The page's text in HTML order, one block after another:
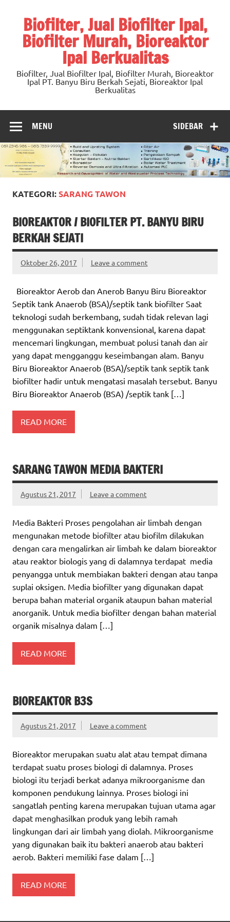
contentBiofilter, Jual Biofilter Ipal,
Biofilter Murah, Bioreaktor
Ipal Berkualitas
Biofilter, Jual Biofilter Ipal, Biofilter Murah, Bioreaktor
Ipal PT. Banyu Biru Berkah Sejati, Bioreaktor Ipal
Berkualitas
SIDEBAR
MENU
KATEGORI:SARANG TAWON
BIOREAKTOR / BIOFILTER PT. BANYU BIRU
BERKAH SEJATI
Oktober 26, 2017 Leave a comment
Bioreaktor Aerob dan Anerob Banyu Biru Bioreaktor
Septik tank Anaerob (BSA)/septik tank biofilter Saat
teknologi sudah berkembang, sudah tidak relevan lagi
menggunakan septiktank konvensional, karena dapat
mencemari lingkungan, membuat polusi tanah dan air
yang dapat mengganggu keseimbangan alam. Banyu
Biru Bioreaktor Anaerob (BSA)/septik tank septik tank
biofilter hadir untuk mengatasi masalah tersebut. Banyu
Biru Bioreaktor Anaerob (BSA) /septik tank […]
READ MORE
SARANG TAWON MEDIA BAKTERI
Agustus 21, 2017 Leave a comment
Media Bakteri Proses pengolahan air limbah dengan
mengunakan metode biofilter atau biofilm dilakukan
dengan cara mengalirkan air limbah ke dalam bioreaktor
atau reaktor biologis yang di dalamnya terdapat media
penyangga untuk membiakan bakteri dengan atau tanpa
suplai oksigen. Media biofilter yang digunakan dapat
berupa bahan material organik ataupun bahan material
anorganik. Untuk media biofilter dengan bahan material
organik misalnya dalam […]
READ MORE
BIOREAKTOR B3S
Agustus 21, 2017 Leave a comment
Bioreaktor merupakan suatu alat atau tempat dimana
terdapat suatu proses biologi di dalamnya. Proses
biologi itu terjadi berkat adanya mikroorganisme dan
komponen pendukung lainnya. Proses biologi ini
sangatlah penting karena merupakan tujuan utama agar
dapat menghasilkan produk yang lebih ramah
lingkungan dari air limbah yang diolah. Mikroorganisme
yang digunakan baik itu bakteri anaerob atau bakteri
aerob. Bakteri memiliki fase dalam […]
READ MORE